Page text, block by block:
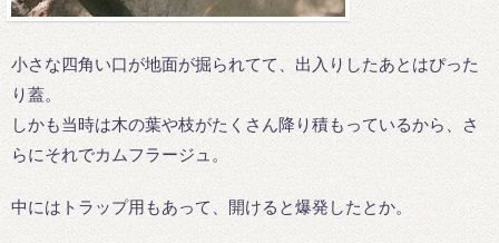
小さな四角い口が地面が掘られてて、出入りしたあとはぴった
り蓋。
しかも当時は木の葉や枝がたくさん降り積もっているから、さ
らにそれでカムフラージュ。
中にはトラップ用もあって、開けると爆発したとか。